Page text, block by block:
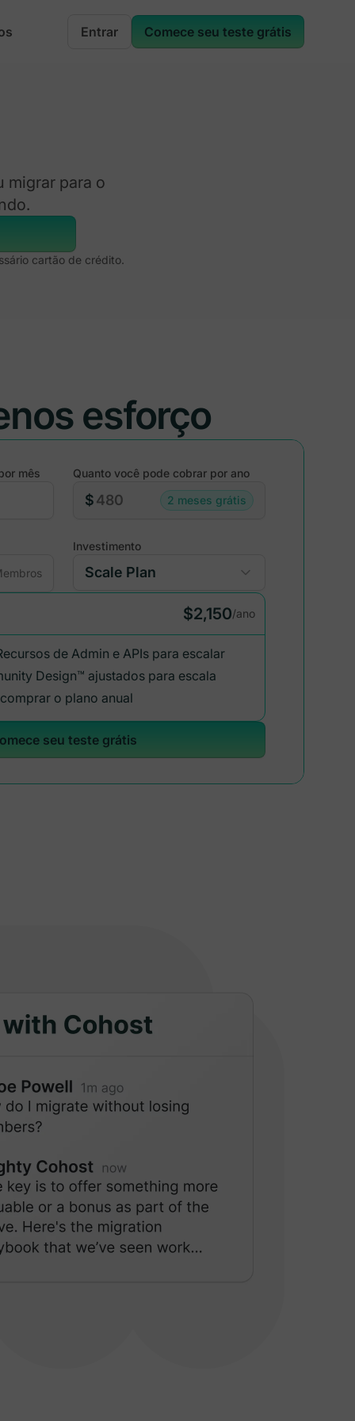
Entrar Comece seu teste grátis
migrar para o
cartão de crédito.
esforço
mês Quanto você pode cobrar por ano
$ 2 meses grátis
Investimento
$2,150/ano
de Admin e APIs para escalar
Design™ ajustados para escala
o plano anual
seu teste grátis